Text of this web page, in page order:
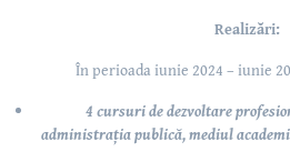
Realizări:
În perioada iunie 2024 – iunie
4 cursuri de dezvoltare
administrația publică, mediul